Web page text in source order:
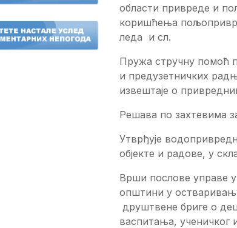
области привреде и
коришћења
леда и сл.
Пружа стручну помоћ
и предузетничких
извештаје о
Решава по захтевима
Утврђује
објекте и радове, у
Врши послове управе
општини у
друштвене бриге о
васпитања, ученичког